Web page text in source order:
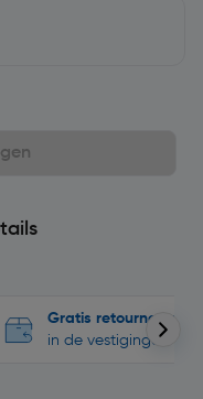
Gratis retourneren
in de vestigingen